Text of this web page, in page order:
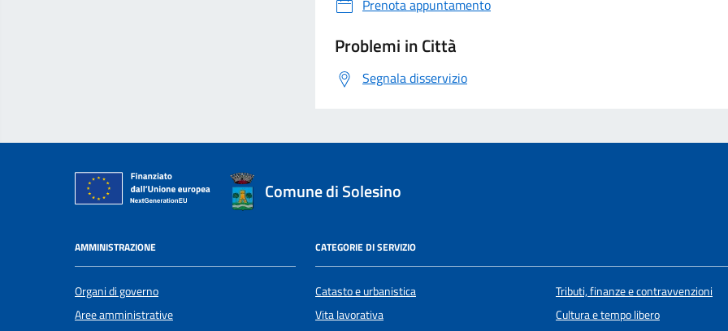
Prenota appuntamento
Problemi in Città
Segnala disservizio
Comune di Solesino
AMMINISTRAZIONE
Organi di governo
Aree amministrative
CATEGORIE DI SERVIZIO
Catasto e urbanistica
Vita lavorativa
Tributi, finanze e contravvenzioni
Cultura e tempo libero